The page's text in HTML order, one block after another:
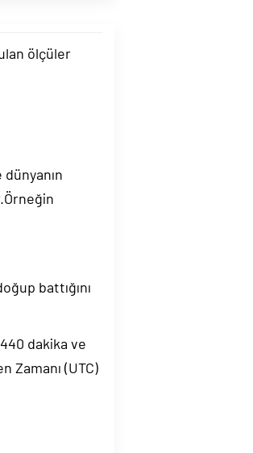
ölçüler
battığını
dakika ve
Zamanı (UTC)